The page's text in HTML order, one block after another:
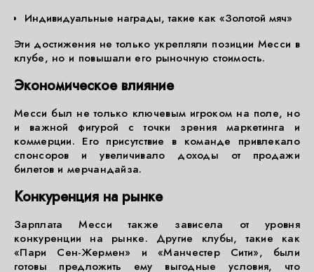
Индивидуальные награды, такие как «Золотой мяч»
Эти достижения не только укрепляли позиции Месси в
клубе, но и повышали его рыночную стоимость.
Экономическое влияние
Месси был не только ключевым игроком на поле, но
и важной фигурой с точки зрения маркетинга и
коммерции. Его присутствие в команде привлекало
спонсоров и увеличивало доходы от продажи
билетов и мерчандайза.
Конкуренция на рынке
Зарплата Месси также зависела от уровня
конкуренции на рынке. Другие клубы, такие как
«Пари Сен-Жермен» и «Манчестер Сити», были
готовы предложить ему выгодные условия, что